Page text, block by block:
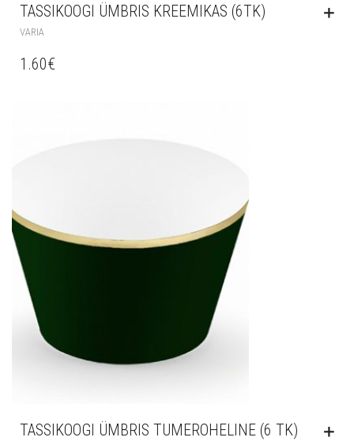
TASSIKOOGI ÜMBRIS KREEMIKAS (6TK)
VARIA
1.60€
TASSIKOOGI ÜMBRIS TUMEROHELINE (6 TK)